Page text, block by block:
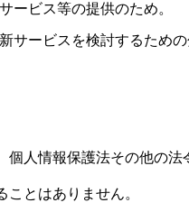
ービス等の提供のため。
サービスを検討するための
個人情報保護法その他の
とはありません。